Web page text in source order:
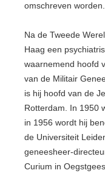
omschreven worden.
Na de Tweede
Haag een
waarnemend hoofd
van de Militair
is hij hoofd van de
Rotterdam. In 1950
in 1956 wordt hij
de Universiteit
geneesheer-
Curium in